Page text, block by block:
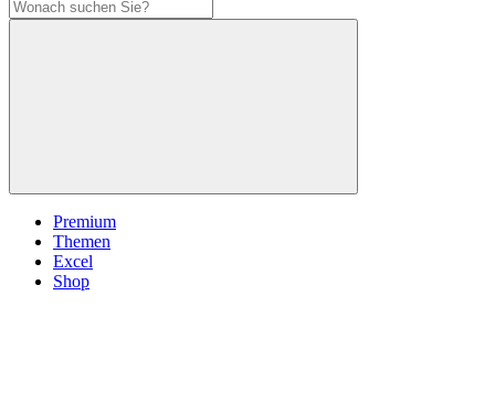
Premium
Themen
Excel
Shop